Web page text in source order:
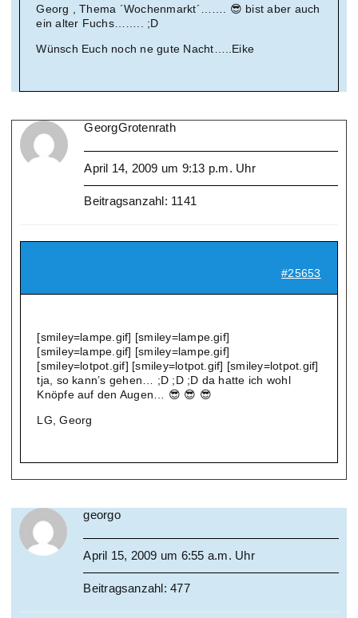
Georg , Thema ´Wochenmarkt´……. 😎 bist aber auch
ein alter Fuchs…….. ;D
Wünsch Euch noch ne gute Nacht…..Eike
GeorgGrotenrath
April 14, 2009 um 9:13 p.m. Uhr
Beitragsanzahl: 1141
#25653
[smiley=lampe.gif] [smiley=lampe.gif]
[smiley=lampe.gif] [smiley=lampe.gif]
[smiley=lotpot.gif] [smiley=lotpot.gif] [smiley=lotpot.gif]
tja, so kann’s gehen… ;D ;D ;D da hatte ich wohl
Knöpfe auf den Augen… 😎 😎 😎
LG, Georg
georgo
April 15, 2009 um 6:55 a.m. Uhr
Beitragsanzahl: 477